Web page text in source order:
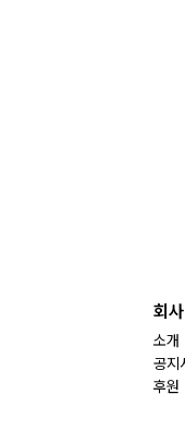
회사
소개
공지
후원